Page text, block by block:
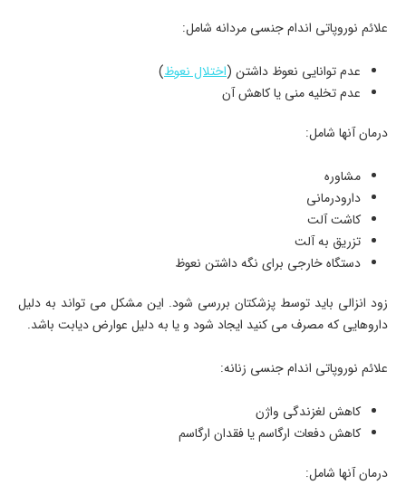
علائم نوروپاتی اندام جنسی مردانه شامل:
عدم توانایی نعوظ داشتن (اختلال نعوظ)
عدم تخلیه منی یا کاهش آن
درمان آنها شامل:
مشاوره
دارودرمانی
کاشت آلت
تزریق به آلت
دستگاه خارجی برای نگه داشتن نعوظ
زود انزالی باید توسط پزشکتان بررسی شود. این مشکل می­ تواند به دلیل
داروهایی که مصرف می­ کنید ایجاد شود و یا به دلیل عوارض دیابت باشد.
علائم نوروپاتی اندام جنسی زنانه:
کاهش لغزندگی واژن
کاهش دفعات ارگاسم یا فقدان ارگاسم
درمان آنها شامل: